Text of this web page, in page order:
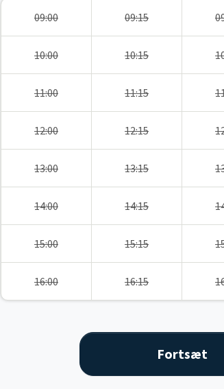
09:00 09:15
10:00 10:15
11:00 11:15
12:00 12:15
13:00 13:15
14:00 14:15
15:00 15:15
16:00 16:15